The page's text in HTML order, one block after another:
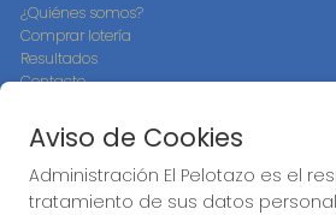
¿Quiénes somos?
Comprar lotería
Resultados
Contacto
Compra en SELAE
Peñas
Boletos digitales
Acceso
Aviso de Cookies
Administración El Pelotazo es el
tratamiento de sus datos